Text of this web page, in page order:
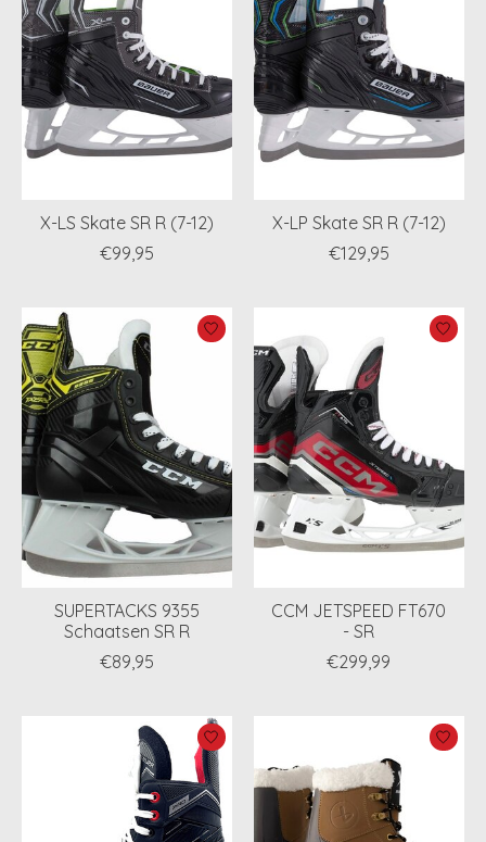
X-LS Skate SR R (7-12)
€99,95
X-LP Skate SR R (7-12)
€129,95
SUPERTACKS 9355
Schaatsen SR R
€89,95
CCM JETSPEED FT670
- SR
€299,99